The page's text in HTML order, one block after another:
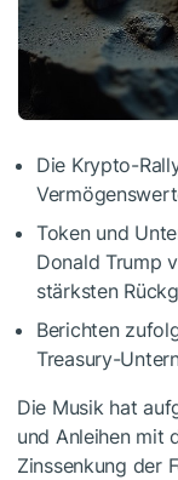
Die Krypto-
Token und
Donald Trump
stärksten
Berichten
Treasury-
Die Musik hat
und Anleihen mit
Zinssenkung der